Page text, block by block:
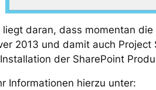
liegt daran, dass momentan
2013 und damit auch
der SharePoint
Informationen hierzu unter: